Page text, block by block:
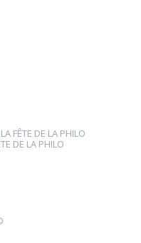
FÊTE DE LA PHILO
DE LA PHILO